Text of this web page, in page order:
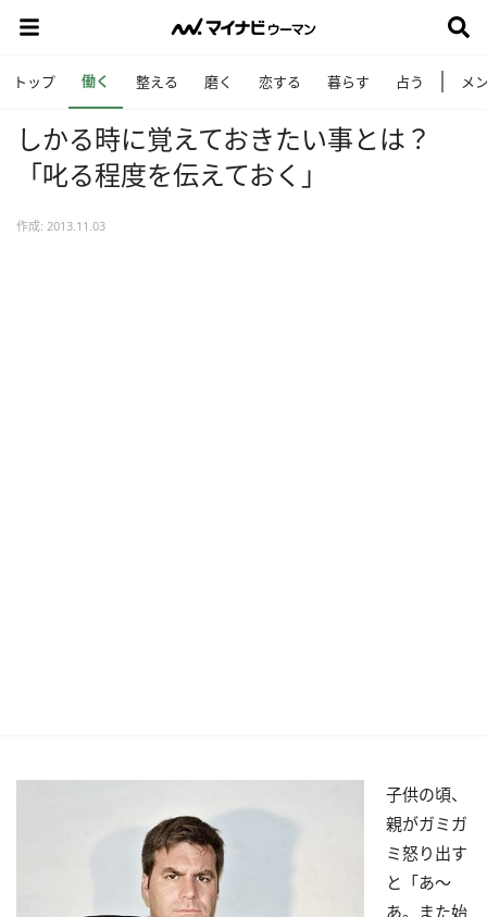
トップ 働く 整える 磨く 恋する 暮らす 占う メ
しかる時に覚えておきたい事とは？
「叱る程度を伝えておく」
作成: 2013.11.03
子供の頃、
親がガミガ
ミ怒り出す
と「あ～
あ。また始